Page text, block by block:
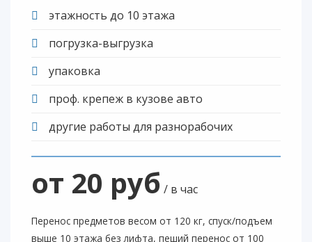
этажность до 10 этажа
погрузка-выгрузка
упаковка
проф. крепеж в кузове авто
другие работы для разнорабочих
от 20 руб / в час
Перенос предметов весом от 120 кг, спуск/подъем
выше 10 этажа без лифта, пеший перенос от 100